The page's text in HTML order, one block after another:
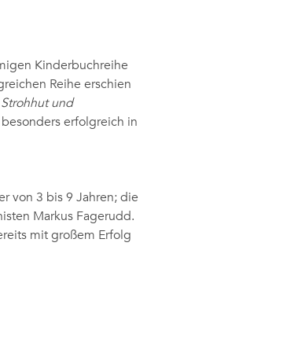
Kinderbuchreihe
Reihe erschien
Strohhut und
erfolgreich in
von 3 bis 9 Jahren; die
Markus Fagerudd.
mit großem Erfolg